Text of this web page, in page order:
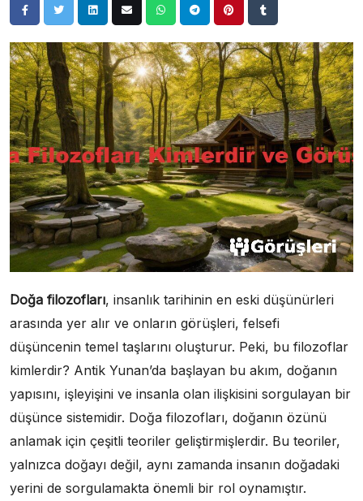
Doğa filozofları, insanlık tarihinin en eski düşünürleri
arasında yer alır ve onların görüşleri, felsefi
düşüncenin temel taşlarını oluşturur. Peki, bu filozoflar
kimlerdir? Antik Yunan’da başlayan bu akım, doğanın
yapısını, işleyişini ve insanla olan ilişkisini sorgulayan bir
düşünce sistemidir. Doğa filozofları, doğanın özünü
anlamak için çeşitli teoriler geliştirmişlerdir. Bu teoriler,
yalnızca doğayı değil, aynı zamanda insanın doğadaki
yerini de sorgulamakta önemli bir rol oynamıştır.